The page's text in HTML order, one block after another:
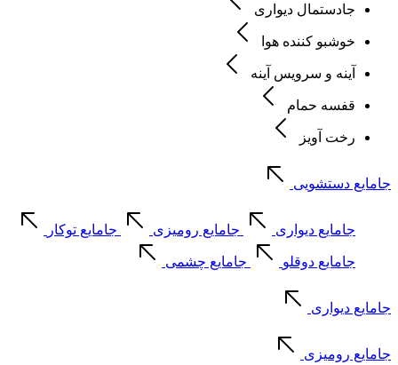
جادستمال دیواری
خوشبو کننده هوا
آینه و سرویس آینه
قفسه حمام
رخت آویز
جامایع دستشویی
جامایع دیواری جامایع رومیزی جامایع توکار
جامایع دوقلو جامایع چشمی
جامایع دیواری
جامایع رومیزی